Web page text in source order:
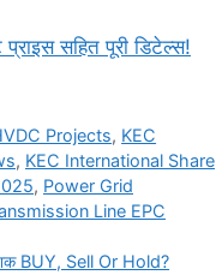
सहित पूरी डिटेल्स!
Projects, KEC
, KEC International Share
, Power Grid
Line EPC
BUY, Sell Or Hold?